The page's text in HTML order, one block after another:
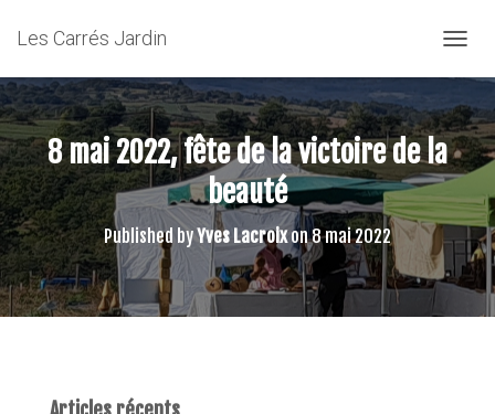
Les Carrés Jardin
8 mai 2022, fête de la victoire de la
beauté
Published byYves Lacroixon8 mai 2022